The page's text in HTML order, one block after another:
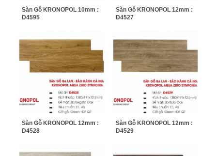
Sàn Gỗ KRONOPOL 10mm :
D4595
Sàn Gỗ KRONOPOL 12mm :
D4527
Sàn Gỗ KRONOPOL 12mm :
D4528
Sàn Gỗ KRONOPOL 12mm :
D4529